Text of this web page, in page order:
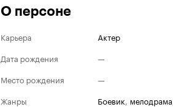
О персоне
Карьера
Актер
Дата рождения
—
Место рождения
—
Жанры
боевик, мелодрама